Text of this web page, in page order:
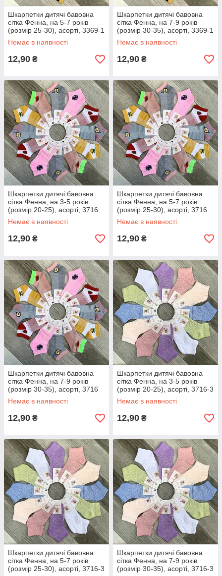
Шкарпетки дитячі бавовна
сітка Фенна, на 5-7 років
(розмір 25-30), асорті, 3369-1
Немає в наявності
12,90 ₴
Шкарпетки дитячі бавовна
сітка Фенна, на 7-9 років
(розмір 30-35), асорті, 3369-1
Немає в наявності
12,90 ₴
Шкарпетки дитячі бавовна
сітка Фенна, на 3-5 років
(розмір 20-25), асорті, 3716
Немає в наявності
12,90 ₴
Шкарпетки дитячі бавовна
сітка Фенна, на 5-7 років
(розмір 25-30), асорті, 3716
Немає в наявності
12,90 ₴
Шкарпетки дитячі бавовна
сітка Фенна, на 7-9 років
(розмір 30-35), асорті, 3716
Немає в наявності
12,90 ₴
Шкарпетки дитячі бавовна
сітка Фенна, на 3-5 років
(розмір 20-25), асорті, 3716-3
Немає в наявності
12,90 ₴
Шкарпетки дитячі бавовна
сітка Фенна, на 5-7 років
(розмір 25-30), асорті, 3716-3
Шкарпетки дитячі бавовна
сітка Фенна, на 7-9 років
(розмір 30-35), асорті, 3716-3